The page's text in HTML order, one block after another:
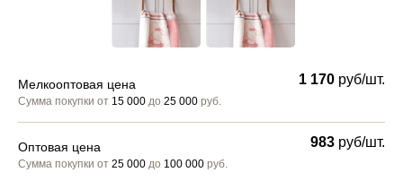
Мелкооптовая цена
Сумма покупки от 15 000 до 25 000 руб.
1 170 руб/шт.
Оптовая цена
Сумма покупки от 25 000 до 100 000 руб.
983 руб/шт.